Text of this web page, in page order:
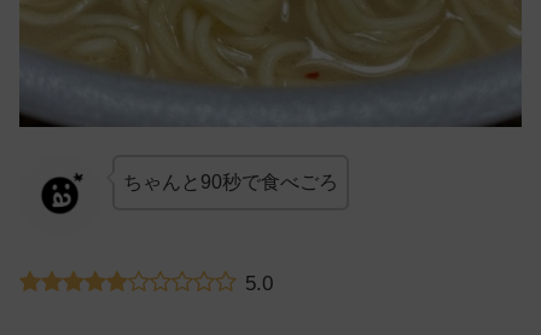
ちゃんと90秒で食べごろ
5.0